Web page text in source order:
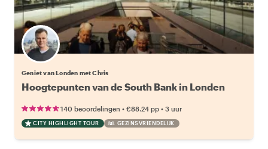
Geniet van Londen met Chris
Hoogtepunten van de South Bank in Londen
140 beoordelingen • €88.24 pp • 3 uur
CITY HIGHLIGHT TOUR GEZINSVRIENDELIJK